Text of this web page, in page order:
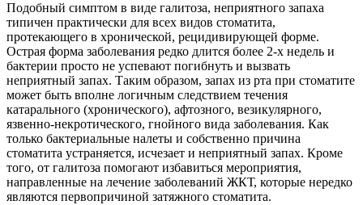
Подобный симптом в виде галитоза, неприятного запаха
типичен практически для всех видов стоматита,
протекающего в хронической, рецидивирующей форме.
Острая форма заболевания редко длится более 2-х недель и
бактерии просто не успевают погибнуть и вызвать
неприятный запах. Таким образом, запах из рта при стоматите
может быть вполне логичным следствием течения
катарального (хронического), афтозного, везикулярного,
язвенно-некротического, гнойного вида заболевания. Как
только бактериальные налеты и собственно причина
стоматита устраняется, исчезает и неприятный запах. Кроме
того, от галитоза помогают избавиться мероприятия,
направленные на лечение заболеваний ЖКТ, которые нередко
являются первопричиной затяжного стоматита.